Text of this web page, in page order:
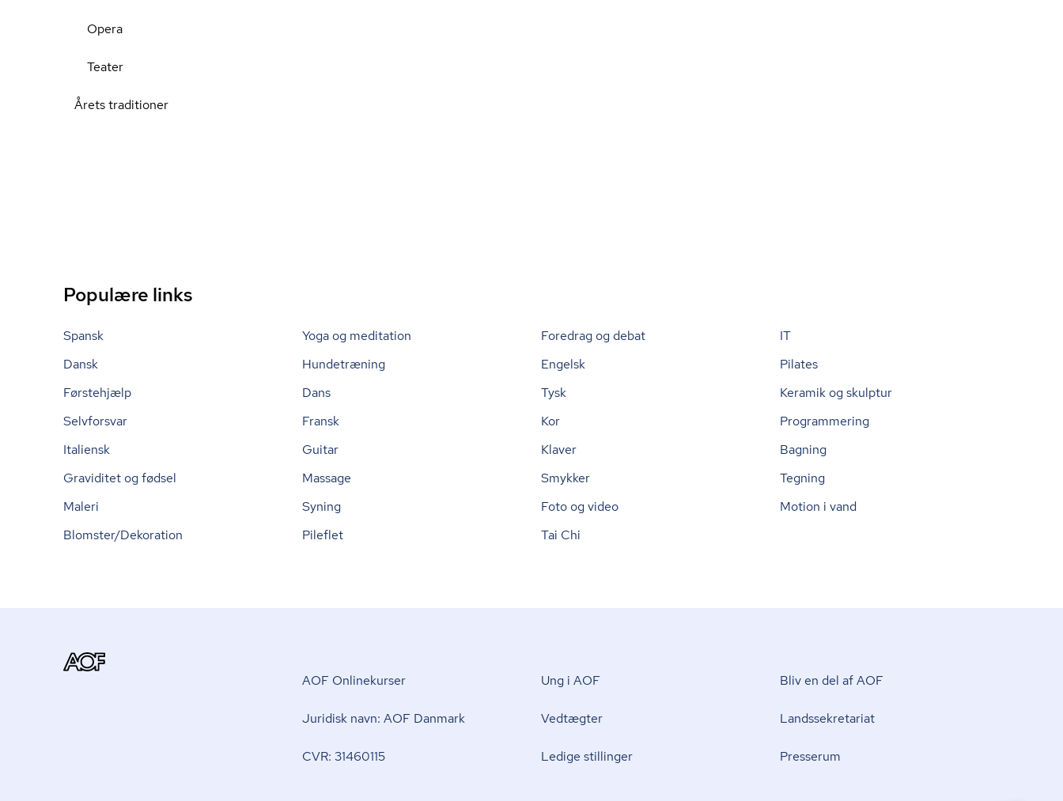
Opera
Teater
Årets traditioner
Populære links
Spansk Yoga og meditation Foredrag og debat
IT
Dansk
Hundetræning Engelsk
Pilates
Førstehjælp
Dans Tysk
Keramik og skulptur
Selvforsvar
Fransk Kor
Programmering
Italiensk
Guitar Klaver
Bagning
Graviditet og fødsel
Massage Smykker
Tegning
Maleri
Syning Foto og video
Motion i vand
Blomster/Dekoration
Pileflet Tai Chi
AOF Onlinekurser
Juridisk navn: AOF Danmark
CVR: 31460115
Ung i AOF
Vedtægter
Ledige stillinger
Bliv en del af AOF
Lands­se­kre­ta­ri­at
Presserum